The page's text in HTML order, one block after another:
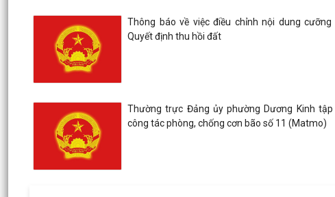
Thông báo về việc điều chỉnh nội dung
Quyết định thu hồi đất
Thường trực Đảng ủy phường Dương Kinh
công tác phòng, chống cơn bão số 11 (Matmo)